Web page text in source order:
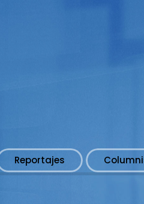
Reportajes